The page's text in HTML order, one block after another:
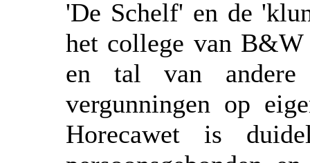
'De Schelf' en de
het college van
en tal van
vergunningen op
Horecawet is